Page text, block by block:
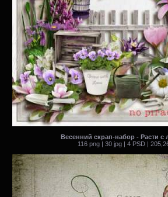
Весенний скрап-набор - Расти
116 png | 30 jpg | 4 PSD |